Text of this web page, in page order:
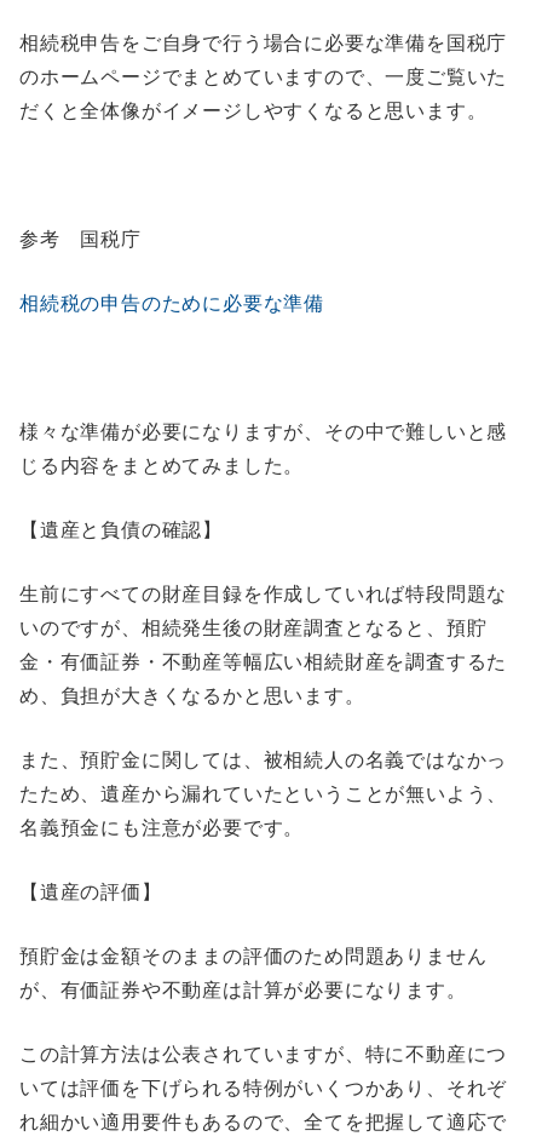
相続税申告をご自身で行う場合に必要な準備を国税庁
のホームページでまとめていますので、一度ご覧いた
だくと全体像がイメージしやすくなると思います。
参考 国税庁
相続税の申告のために必要な準備
様々な準備が必要になりますが、その中で難しいと感
じる内容をまとめてみました。
【遺産と負債の確認】
生前にすべての財産目録を作成していれば特段問題な
いのですが、相続発生後の財産調査となると、預貯
金・有価証券・不動産等幅広い相続財産を調査するた
め、負担が大きくなるかと思います。
また、預貯金に関しては、被相続人の名義ではなかっ
たため、遺産から漏れていたということが無いよう、
名義預金にも注意が必要です。
【遺産の評価】
預貯金は金額そのままの評価のため問題ありません
が、有価証券や不動産は計算が必要になります。
この計算方法は公表されていますが、特に不動産につ
いては評価を下げられる特例がいくつかあり、それぞ
れ細かい適用要件もあるので、全てを把握して適応で